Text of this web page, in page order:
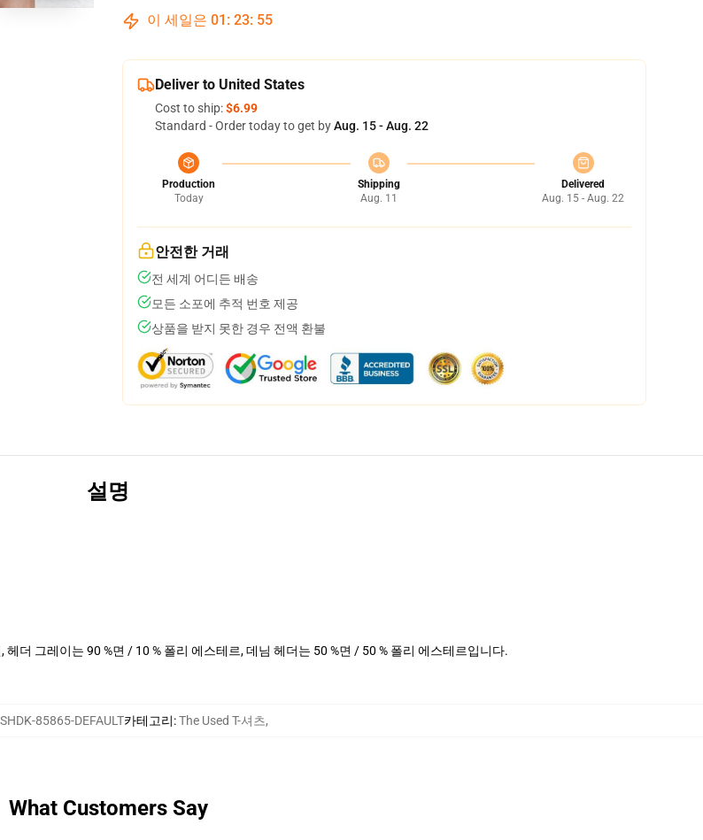
이 세일은 01 : 23: 54
Deliver to United States
Cost to ship:$6.99
Standard - Order today to get byAug. 15 - Aug. 22
Production
Today
Shipping
Aug. 11
Delivered
Aug. 15 - Aug. 22
안전한 거래
전 세계 어디든 배송
모든 소포에 추적 번호 제공
상품을 받지 못한 경우 전액 환불
설명
더 그레이는 90 %면 / 10 % 폴리 에스테르, 데님 헤더는 50 %면 / 50 % 폴리 에스테르입니다.
85865-DEFAULT카테고리:The Used T-셔츠,
What Customers Say